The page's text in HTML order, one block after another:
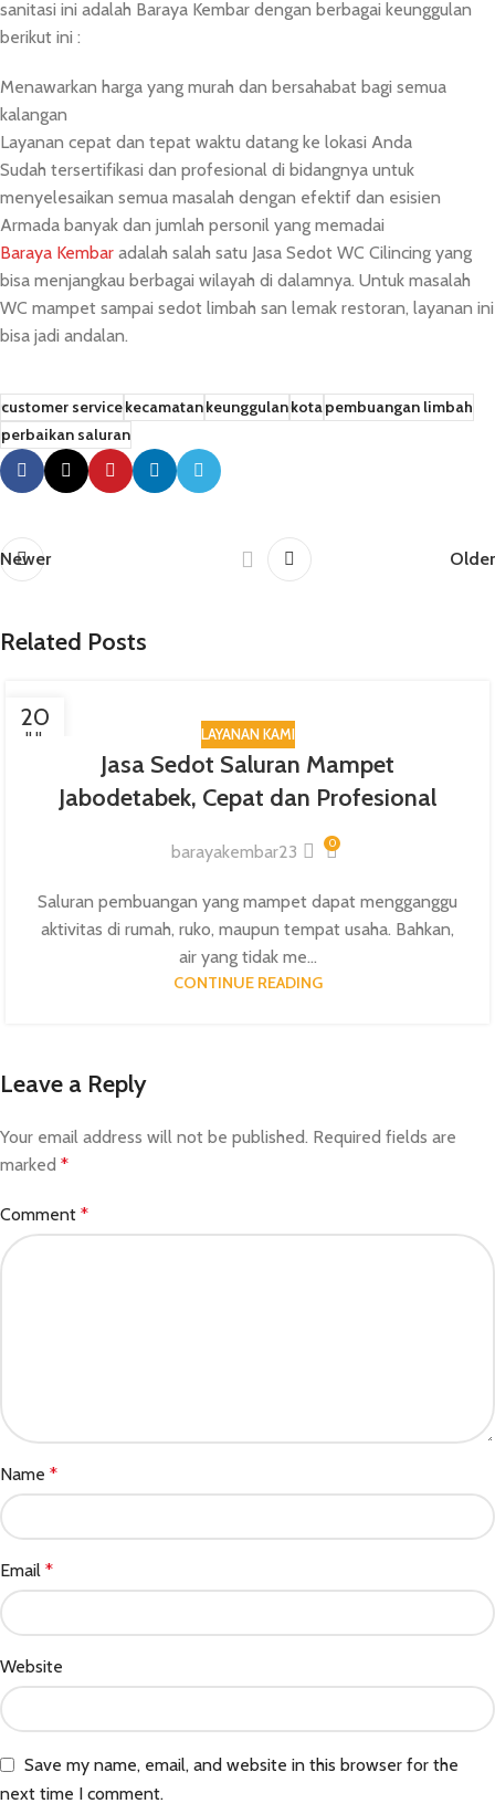
sanitasi ini adalah Baraya Kembar dengan berbagai keunggulan
berikut ini :
Menawarkan harga yang murah dan bersahabat bagi semua
kalangan
Layanan cepat dan tepat waktu datang ke lokasi Anda
Sudah tersertifikasi dan profesional di bidangnya untuk
menyelesaikan semua masalah dengan efektif dan esisien
Armada banyak dan jumlah personil yang memadai
Baraya Kembar adalah salah satu Jasa Sedot WC Cilincing yang
bisa menjangkau berbagai wilayah di dalamnya. Untuk masalah
WC mampet sampai sedot limbah san lemak restoran, layanan ini
bisa jadi andalan.
customer servicekecamatankeunggulankotapembuangan limbah
perbaikan saluran
Newer Older
Related Posts
20
JUL LAYANAN KAMI
Jasa Sedot Saluran Mampet
Jabodetabek, Cepat dan Profesional
barayakembar23 0
Saluran pembuangan yang mampet dapat mengganggu
aktivitas di rumah, ruko, maupun tempat usaha. Bahkan,
air yang tidak me...
CONTINUE READING
Leave a Reply
Your email address will not be published. Required fields are
marked *
Comment *
Name *
Email *
Website
Save my name, email, and website in this browser for the
next time I comment.